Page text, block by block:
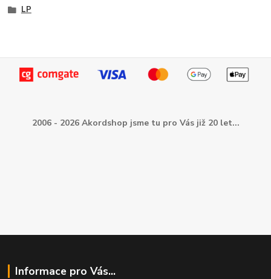
LP
2006 - 2026 Akordshop jsme tu pro Vás již 20 let...
Informace pro Vás...